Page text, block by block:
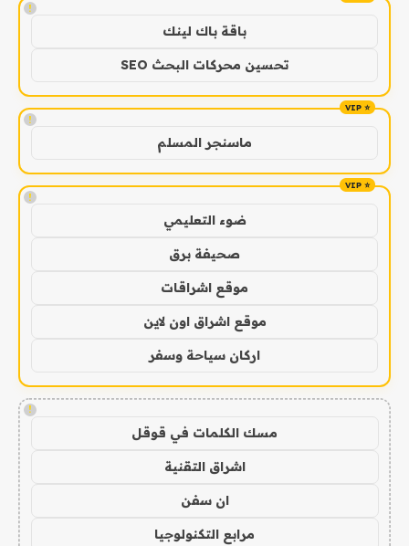
!
باقة باك لينك
تحسين محركات البحث SEO
!
ماسنجر المسلم
!
ضوء التعليمي
صحيفة برق
موقع اشراقات
موقع اشراق اون لاين
اركان سياحة وسفر
!
مسك الكلمات في قوقل
اشراق التقنية
ان سفن
مرابع التكنولوجيا